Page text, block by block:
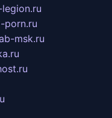
porn.ru
msk.ru